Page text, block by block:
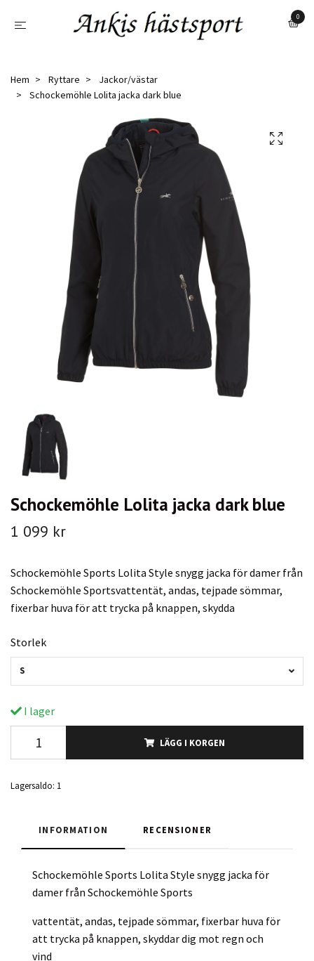
0
Hem Ryttare
Jackor/västar
Schockemöhle Lolita jacka dark blue
Schockemöhle Lolita jacka dark blue
1 099 kr
Schockemöhle Sports Lolita Style snygg jacka för damer från
Schockemöhle Sportsvattentät, andas, tejpade sömmar,
fixerbar huva för att trycka på knappen, skydda
Storlek
S
I lager
LÄGG I KORGEN
Lagersaldo: 1
INFORMATION RECENSIONER
Schockemöhle Sports Lolita Style snygg jacka för
damer från Schockemöhle Sports
vattentät, andas, tejpade sömmar, fixerbar huva för
att trycka på knappen, skyddar dig mot regn och
vind